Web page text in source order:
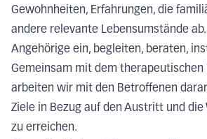
Gewohnheiten, Erfahrungen, die
andere relevante Lebensumstände
Angehörige ein, begleiten, beraten,
Gemeinsam mit dem therapeutischen
arbeiten wir mit den Betroffenen
Ziele in Bezug auf den Austritt und
zu erreichen.